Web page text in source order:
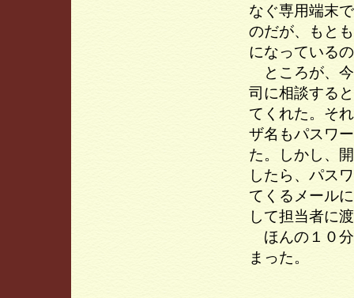
なぐ専用端末
のだが、もと
になっている
ところが、今
司に相談する
てくれた。そ
ザ名もパスワ
た。しかし、
したら、パス
てくるメール
して担当者に
ほんの１０分
まった。